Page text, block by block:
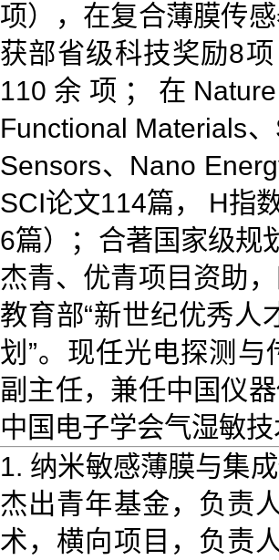
项），在复合薄膜传
获部省级科技奖励8
110余项；在Nature
Functional Materials
Sensors、Nano
SCI论文114篇， H指
6篇）；合著国家级规
杰青、优青项目资助
教育部“新世纪优秀人
划”。现任光电探测
副主任，兼任中国仪
中国电子学会气湿敏
1. 纳米敏感薄膜与集
杰出青年基金，负责
术，横向项目，负责